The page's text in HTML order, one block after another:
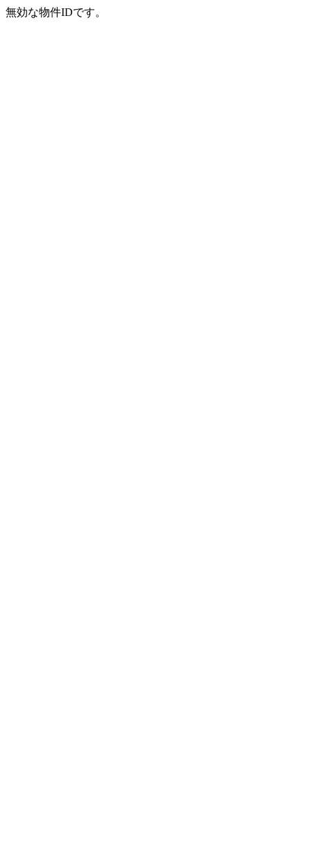
無効な物件IDです。